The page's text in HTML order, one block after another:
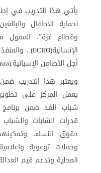
يأتي هذا التدريب في
لحماية الأطفال
وقطاع غزة”، الممول
الإنسانية(ECHO) ،
أجل التضامن الإسبانية
ويعتبر هذا التدريب
يعمل المركز على
شباب الغد ضمن
قدرات الشابات
حقوق النساء،
وحملات توعوية
المحلية وتدعم قيم